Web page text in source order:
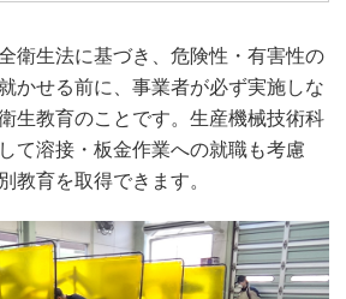
衛生法に基づき、危険性・有害性の
かせる前に、事業者が必ず実施しな
生教育のことです。生産機械技術科
て溶接・板金作業への就職も考慮
教育を取得できます。